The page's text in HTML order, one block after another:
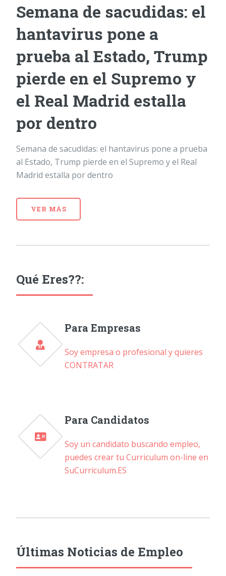
Semana de sacudidas: el
hantavirus pone a
prueba al Estado, Trump
pierde en el Supremo y
el Real Madrid estalla
por dentro
Semana de sacudidas: el hantavirus pone a prueba
al Estado, Trump pierde en el Supremo y el Real
Madrid estalla por dentro
VER MÁS
Qué Eres??:
Para Empresas
Soy empresa o profesional y quieres
CONTRATAR
Para Candidatos
Soy un candidato buscando empleo,
puedes crear tu Curriculum on-line en
SuCurriculum.ES
Últimas Noticias de Empleo